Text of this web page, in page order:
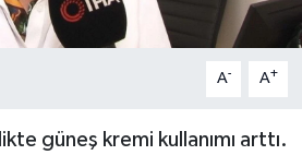
A- A+
güneş kremi kullanımı arttı.